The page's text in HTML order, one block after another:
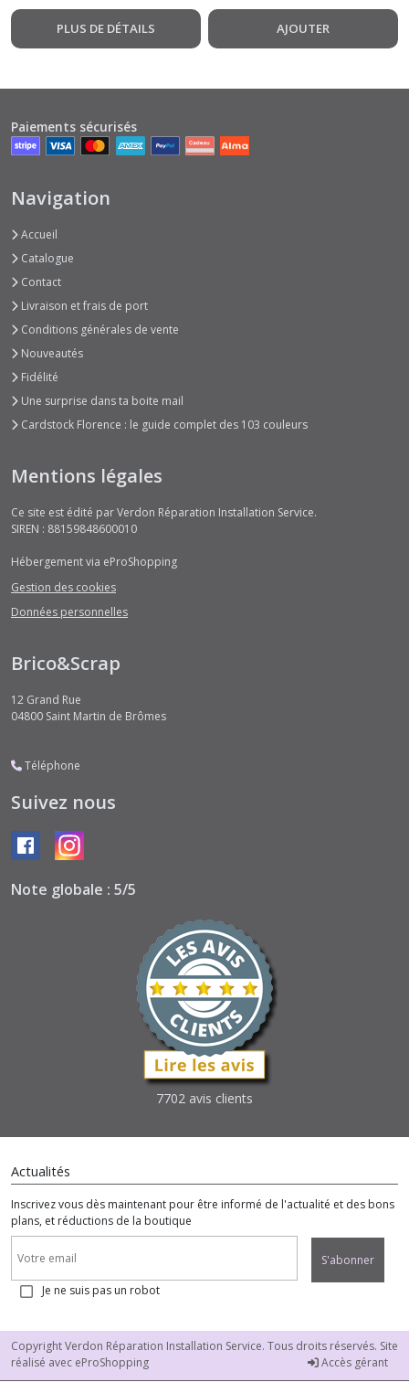
PLUS DE DÉTAILS AJOUTER
Paiements sécurisés
Navigation
Accueil
Catalogue
Contact
Livraison et frais de port
Conditions générales de vente
Nouveautés
Fidélité
Une surprise dans ta boite mail
Cardstock Florence : le guide complet des 103 couleurs
Mentions légales
Ce site est édité par Verdon Réparation Installation Service.
SIREN : 88159848600010
Hébergement via eProShopping
Gestion des cookies
Données personnelles
Brico&Scrap
12 Grand Rue
04800 Saint Martin de Brômes
Téléphone
Suivez nous
Note globale : 5/5
7702 avis clients
Actualités
Inscrivez vous dès maintenant pour être informé de l'actualité et des bons
plans, et réductions de la boutique
S'abonner
Je ne suis pas un robot
Copyright Verdon Réparation Installation Service. Tous droits réservés. Site
réalisé avec eProShopping Accès gérant